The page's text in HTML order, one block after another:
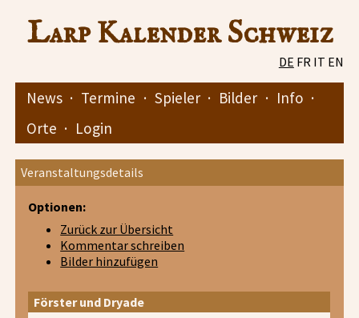
Larp Kalender Schweiz
DE FR IT EN
News · Termine · Spieler · Bilder · Info ·
Orte · Login
Veranstaltungsdetails
Optionen:
Zurück zur Übersicht
Kommentar schreiben
Bilder hinzufügen
Förster und Dryade